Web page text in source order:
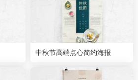
中秋节高端点心简约海报